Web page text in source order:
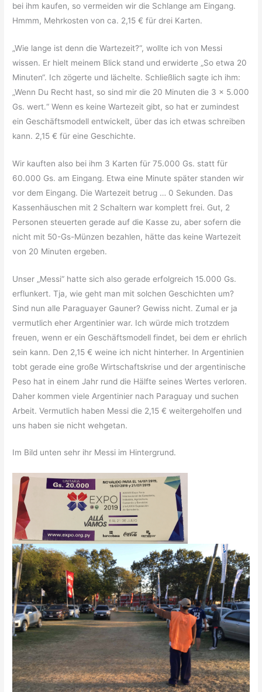
bei ihm kaufen, so vermeiden wir die Schlange am Eingang.
Hmmm, Mehrkosten von ca. 2,15 € für drei Karten.
„Wie lange ist denn die Wartezeit?“, wollte ich von Messi
wissen. Er hielt meinem Blick stand und erwiderte „So etwa 20
Minuten“. Ich zögerte und lächelte. Schließlich sagte ich ihm:
„Wenn Du Recht hast, so sind mir die 20 Minuten die 3 x 5.000
Gs. wert.“ Wenn es keine Wartezeit gibt, so hat er zumindest
ein Geschäftsmodell entwickelt, über das ich etwas schreiben
kann. 2,15 € für eine Geschichte.
Wir kauften also bei ihm 3 Karten für 75.000 Gs. statt für
60.000 Gs. am Eingang. Etwa eine Minute später standen wir
vor dem Eingang. Die Wartezeit betrug … 0 Sekunden. Das
Kassenhäuschen mit 2 Schaltern war komplett frei. Gut, 2
Personen steuerten gerade auf die Kasse zu, aber sofern die
nicht mit 50-Gs-Münzen bezahlen, hätte das keine Wartezeit
von 20 Minuten ergeben.
Unser „Messi“ hatte sich also gerade erfolgreich 15.000 Gs.
erflunkert. Tja, wie geht man mit solchen Geschichten um?
Sind nun alle Paraguayer Gauner? Gewiss nicht. Zumal er ja
vermutlich eher Argentinier war. Ich würde mich trotzdem
freuen, wenn er ein Geschäftsmodell findet, bei dem er ehrlich
sein kann. Den 2,15 € weine ich nicht hinterher. In Argentinien
tobt gerade eine große Wirtschaftskrise und der argentinische
Peso hat in einem Jahr rund die Hälfte seines Wertes verloren.
Daher kommen viele Argentinier nach Paraguay und suchen
Arbeit. Vermutlich haben Messi die 2,15 € weitergeholfen und
uns haben sie nicht wehgetan.
Im Bild unten sehr ihr Messi im Hintergrund.